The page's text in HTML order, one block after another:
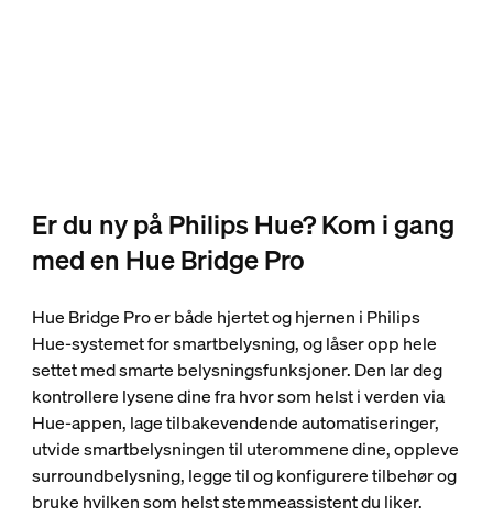
Er du ny på Philips Hue? Kom i gang
med en Hue Bridge Pro
Hue Bridge Pro er både hjertet og hjernen i Philips
Hue‑systemet for smartbelysning, og låser opp hele
settet med smarte belysningsfunksjoner. Den lar deg
kontrollere lysene dine fra hvor som helst i verden via
Hue-appen, lage tilbakevendende automatiseringer,
utvide smartbelysningen til uterommene dine, oppleve
surroundbelysning, legge til og konfigurere tilbehør og
bruke hvilken som helst stemmeassistent du liker.